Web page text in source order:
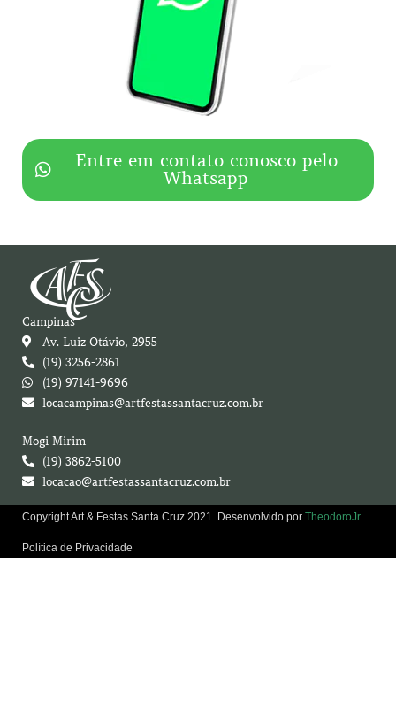
Entre em contato conosco pelo
Whatsapp
Campinas
Av. Luiz Otávio, 2955
(19) 3256-2861
(19) 97141-9696
locacampinas@artfestassantacruz.com.br
Mogi Mirim
(19) 3862-5100
locacao@artfestassantacruz.com.br
Copyright Art & Festas Santa Cruz 2021. Desenvolvido por TheodoroJr
Política de Privacidade